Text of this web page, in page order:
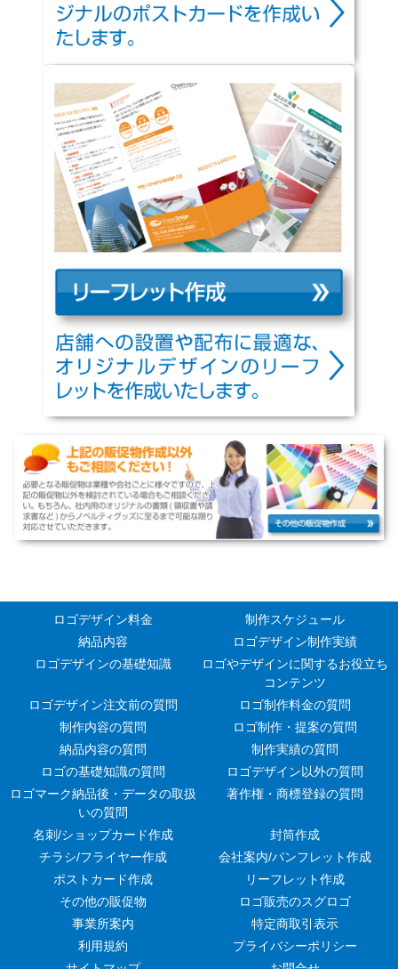
ロゴデザイン料金
制作スケジュール
納品内容
ロゴデザイン制作実績
ロゴデザインの基礎知識
ロゴやデザインに関するお役立ち
コンテンツ
ロゴデザイン注文前の質問
ロゴ制作料金の質問
制作内容の質問
ロゴ制作・提案の質問
納品内容の質問
制作実績の質問
ロゴの基礎知識の質問
ロゴデザイン以外の質問
ロゴマーク納品後・データの取扱
いの質問
著作権・商標登録の質問
名刺/ショップカード作成
封筒作成
チラシ/フライヤー作成
会社案内/パンフレット作成
ポストカード作成
リーフレット作成
その他の販促物
ロゴ販売のスグロゴ
事業所案内
特定商取引表示
利用規約
プライバシーポリシー